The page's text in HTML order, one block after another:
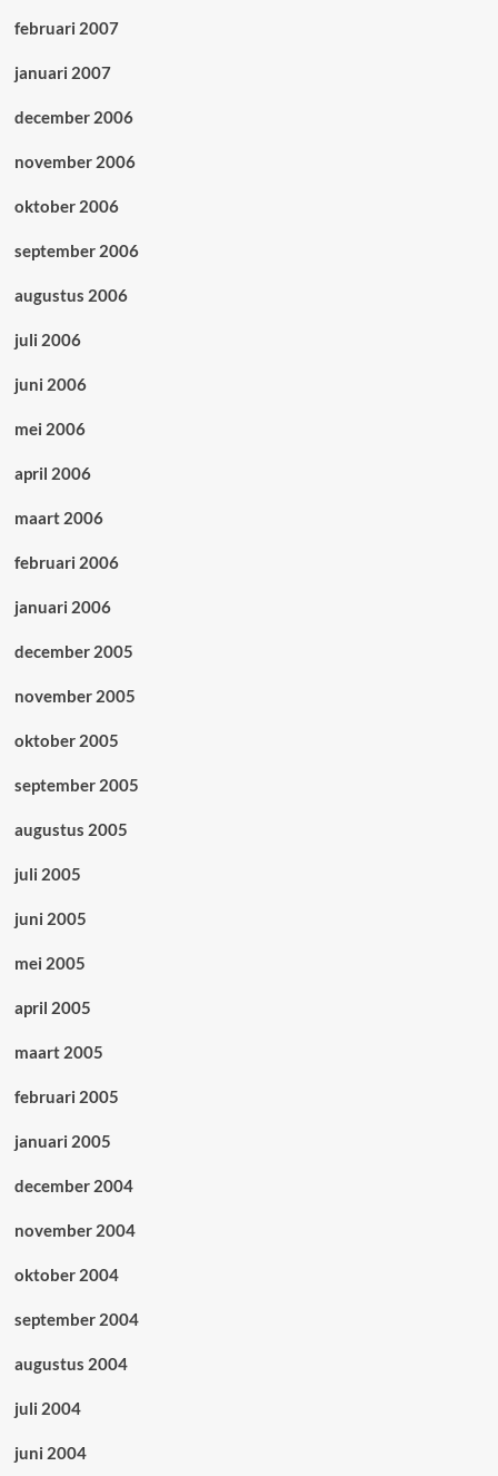
februari 2007
januari 2007
december 2006
november 2006
oktober 2006
september 2006
augustus 2006
juli 2006
juni 2006
mei 2006
april 2006
maart 2006
februari 2006
januari 2006
december 2005
november 2005
oktober 2005
september 2005
augustus 2005
juli 2005
juni 2005
mei 2005
april 2005
maart 2005
februari 2005
januari 2005
december 2004
november 2004
oktober 2004
september 2004
augustus 2004
juli 2004
juni 2004